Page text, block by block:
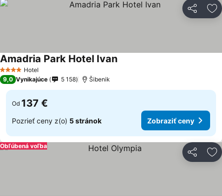
Zdieľať
4 Počet hviezdičiek
Hotel
Amadria Park Hotel Ivan
9,0 Vynikajúce 5 158 Šibenik
Od 137 €
Pozrieť ceny z(o) 5 stránok Zobraziť ceny
Zdieľať
Obľúbená voľba